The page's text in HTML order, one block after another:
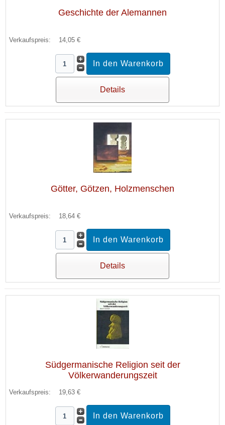
Geschichte der Alemannen
Verkaufspreis: 14,05 €
Details
Götter, Götzen, Holzmenschen
Verkaufspreis: 18,64 €
Details
Südgermanische Religion seit der
Völkerwanderungszeit
Verkaufspreis: 19,63 €